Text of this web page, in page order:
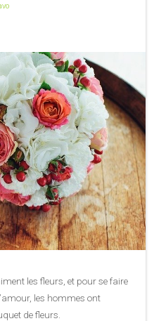
les fleurs, et pour se faire
les hommes ont
de fleurs.